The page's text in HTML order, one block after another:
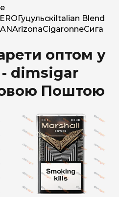
Гуцульскі Italian Blend
ArizonaCigaronneСига
оптом у
dimsigar
Поштою